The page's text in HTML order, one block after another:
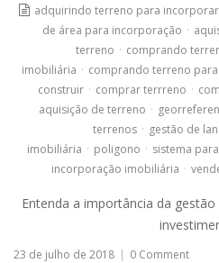
adquirindo terreno para incorporar
de área para incorporação ·
terreno · comprando
imobiliária · comprando terreno
construir · comprar terrreno ·
aquisição de terreno ·
terrenos · gestão de
imobiliária · poligono · sistema
incorporação imobiliária ·
Entenda a importância da
23 de julho de 2018 | 0 Comment